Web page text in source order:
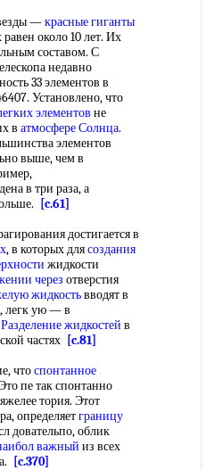
—красные гиганты
около 10 лет. Их
составом. С
недавно
33 элементов в
Установлено, что
элементов не
в атмосфере Солнца.
элементов
выше, чем в
в три раза, а
[c.61]
достигается в
, в которых длясоздания
жидкости
через отверстия
жидкостьвводят в
, легк ую — в
Разделение жидкостей в
частях [c.81]
чтоспонтанное
пе так спонтанно
тория. Этот
определяетграницу
довательпо, облик
важный из всех
[c.370]